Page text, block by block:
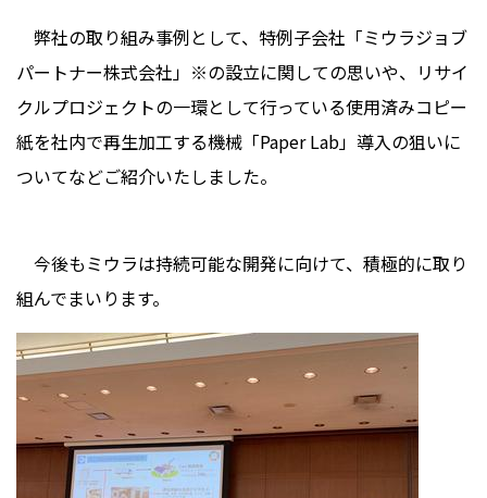
弊社の取り組み事例として、特例子会社「ミウラジョブ
パートナー株式会社」※の設立に関しての思いや、リサイ
クルプロジェクトの一環として行っている使用済みコピー
紙を社内で再生加工する機械「Paper Lab」導入の狙いに
ついてなどご紹介いたしました。
今後もミウラは持続可能な開発に向けて、積極的に取り
組んでまいります。